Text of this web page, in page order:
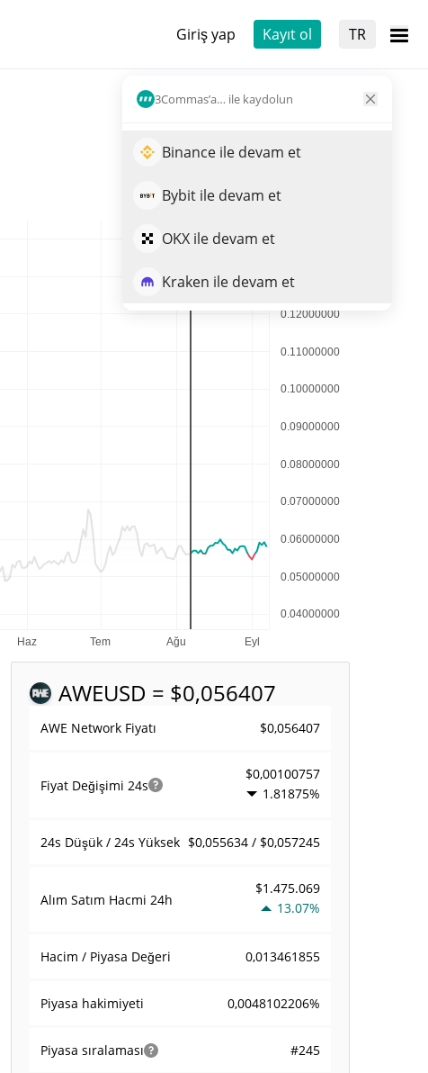
Giriş yap Kayıt ol TR
3Commas’a… ile kaydolun
Binance ile devam et
Bybit ile devam et
OKX ile devam et
Kraken ile devam et
AWEUSD = $0,056407
AWE Network Fiyatı $0,056407
Fiyat Değişimi 24s
$0,00100757
1.81875%
24s Düşük / 24s Yüksek $0,055634 / $0,057245
Alım Satım Hacmi 24h
$1.475.069
13.07%
Hacim / Piyasa Değeri 0,013461855
Piyasa hakimiyeti 0,0048102206%
Piyasa sıralaması #245